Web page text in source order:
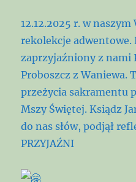
12.12.2025 r. w naszym
rekolekcje adwentowe.
zaprzyjaźniony z nami
Proboszcz z Waniewa.
przeżycia sakramentu
Mszy Świętej. Ksiądz
do nas słów, podjął
PRZYJAŹNI